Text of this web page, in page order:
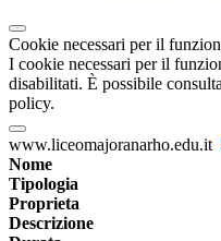
Cookie necessari per il
I cookie necessari per il
disabilitati. È possibile
policy.
www.liceomajoranarho.edu.it
Nome
Tipologia
Proprieta
Descrizione